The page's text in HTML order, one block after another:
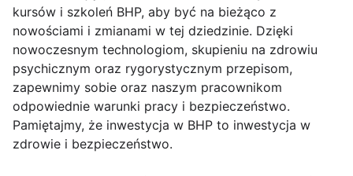
kursów i szkoleń BHP, aby być na bieżąco z
nowościami i zmianami w tej dziedzinie. Dzięki
nowoczesnym technologiom, skupieniu na zdrowiu
psychicznym oraz rygorystycznym przepisom,
zapewnimy sobie oraz naszym pracownikom
odpowiednie warunki pracy i bezpieczeństwo.
Pamiętajmy, że inwestycja w BHP to inwestycja w
zdrowie i bezpieczeństwo.